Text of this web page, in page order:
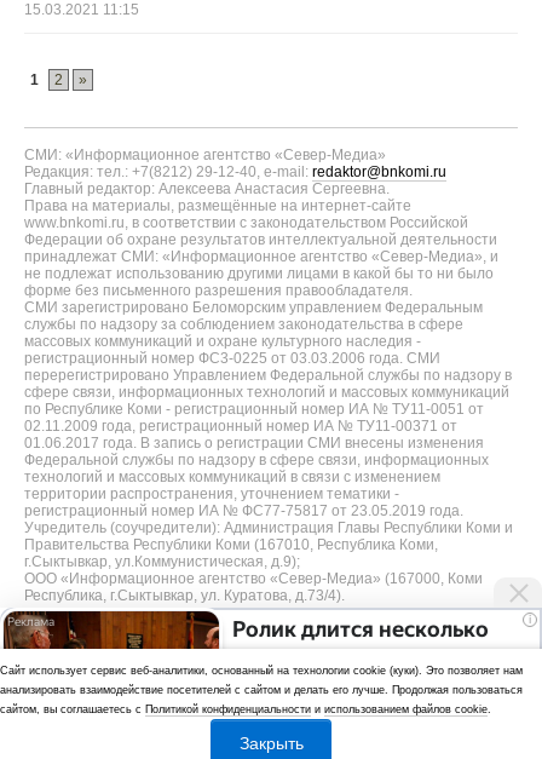
15.03.2021 11:15
1 2 »
СМИ: «Информационное агентство «Север-Медиа»
Редакция: тел.: +7(8212) 29-12-40, e-mail: redaktor@bnkomi.ru
Главный редактор: Алексеева Анастасия Сергеевна.
Права на материалы, размещённые на интернет-сайте
www.bnkomi.ru, в соответствии с законодательством Российской
Федерации об охране результатов интеллектуальной деятельности
принадлежат СМИ: «Информационное агентство «Север-Медиа», и
не подлежат использованию другими лицами в какой бы то ни было
форме без письменного разрешения правообладателя.
СМИ зарегистрировано Беломорским управлением Федеральным
службы по надзору за соблюдением законодательства в сфере
массовых коммуникаций и охране культурного наследия -
регистрационный номер ФС3-0225 от 03.03.2006 года. СМИ
перерегистрировано Управлением Федеральной службы по надзору в
сфере связи, информационных технологий и массовых коммуникаций
по Республике Коми - регистрационный номер ИА № ТУ11-0051 от
02.11.2009 года, регистрационный номер ИА № ТУ11-00371 от
01.06.2017 года. В запись о регистрации СМИ внесены изменения
Федеральной службы по надзору в сфере связи, информационных
технологий и массовых коммуникаций в связи с изменением
территории распространения, уточнением тематики -
регистрационный номер ИА № ФС77-75817 от 23.05.2019 года.
Учредитель (соучредители): Администрация Главы Республики Коми и
Правительства Республики Коми (167010, Республика Коми,
г.Сыктывкар, ул.Коммунистическая, д.9);
ООО «Информационное агентство «Север-Медиа» (167000, Коми
Республика, г.Сыктывкар, ул. Куратова, д.73/4).
Разработка сайта — web-студия «Цифровой Век»
i
Ролик длится несколько
будете долго Политика
конфиденциальности
Использование аналитики и файлов куки
Cайт использует сервис веб-аналитики, основанный на технологии cookie (куки). Это позволяет нам
анализировать взаимодействие посетителей с сайтом и делать его лучше. Продолжая пользоваться
сайтом, вы соглашаетесь с Политикой конфиденциальности и использованием файлов cookie.
Закрыть